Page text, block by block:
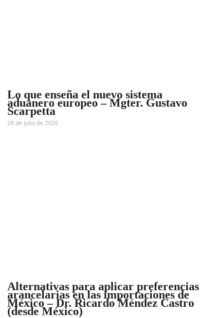
Lo que enseña el nuevo sistema
aduanero europeo – Mgter. Gustavo
Scarpetta
26 de julio de 2026
Alternativas para aplicar preferencias
arancelarias en las importaciones de
México – Dr. Ricardo Méndez Castro
(desde México)